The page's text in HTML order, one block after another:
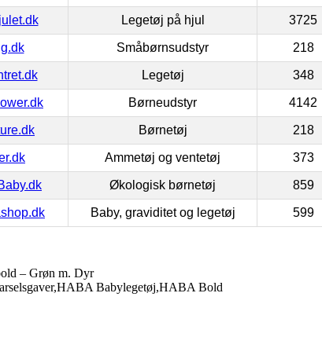
Legetøj på hjul 3725
Småbørnsudstyr 218
Legetøj 348
Børneudstyr 4142
Børnetøj 218
Ammetøj og ventetøj 373
Økologisk børnetøj 859
Baby, graviditet og legetøj 599
– Grøn m. Dyr
Babylegetøj,HABA Bold